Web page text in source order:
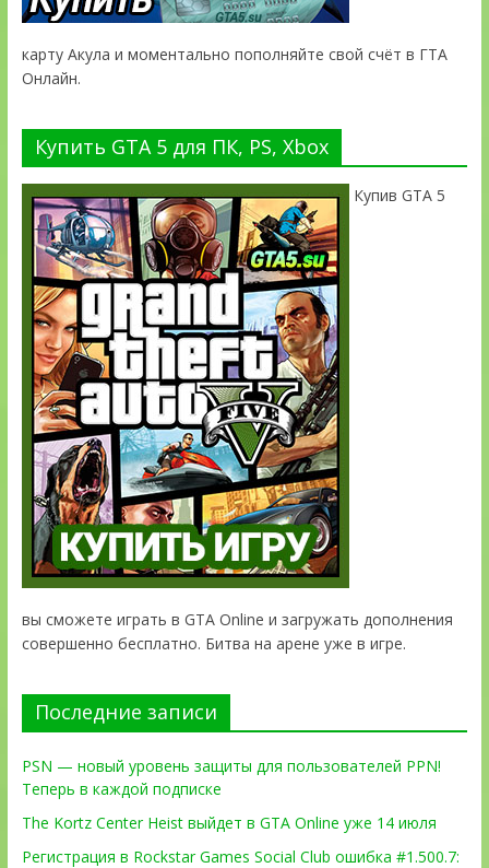
карту Акула и моментально пополняйте свой счёт в ГТА
Онлайн.
Купить GTA 5 для ПК, PS, Xbox
Купив GTA 5
вы сможете играть в GTA Online и загружать дополнения
совершенно бесплатно. Битва на арене уже в игре.
Последние записи
PSN — новый уровень защиты для пользователей PPN!
Теперь в каждой подписке
The Kortz Center Heist выйдет в GTA Online уже 14 июля
Регистрация в Rockstar Games Social Club ошибка #1.500.7: